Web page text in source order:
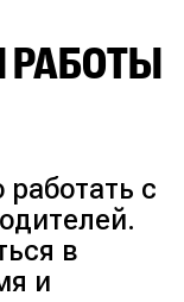
РАБОТЫ
с
в
и